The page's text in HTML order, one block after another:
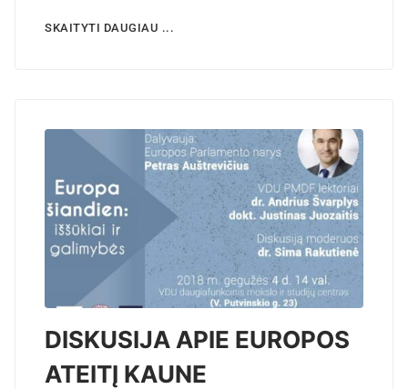
SKAITYTI DAUGIAU ...
DISKUSIJA APIE EUROPOS
ATEITĮ KAUNE